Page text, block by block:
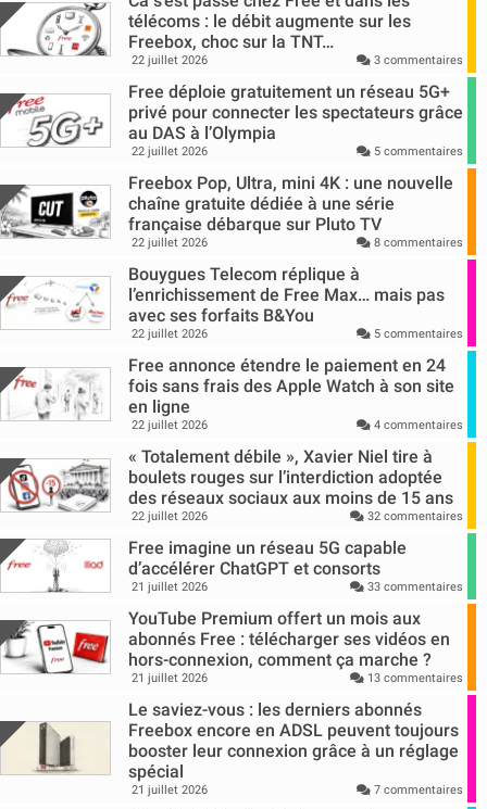
télécoms : le débit augmente sur les
Freebox, choc sur la TNT…
22 juillet 2026 3 commentaires
Free déploie gratuitement un réseau 5G+
privé pour connecter les spectateurs grâce
au DAS à l’Olympia
22 juillet 2026 5 commentaires
Freebox Pop, Ultra, mini 4K : une nouvelle
chaîne gratuite dédiée à une série
française débarque sur Pluto TV
22 juillet 2026 8 commentaires
Bouygues Telecom réplique à
l’enrichissement de Free Max… mais pas
avec ses forfaits B&You
22 juillet 2026 5 commentaires
Free annonce étendre le paiement en 24
fois sans frais des Apple Watch à son site
en ligne
22 juillet 2026 4 commentaires
« Totalement débile », Xavier Niel tire à
boulets rouges sur l’interdiction adoptée
des réseaux sociaux aux moins de 15 ans
22 juillet 2026 32 commentaires
Free imagine un réseau 5G capable
d’accélérer ChatGPT et consorts
21 juillet 2026 33 commentaires
YouTube Premium offert un mois aux
abonnés Free : télécharger ses vidéos en
hors-connexion, comment ça marche ?
21 juillet 2026 13 commentaires
Le saviez-vous : les derniers abonnés
Freebox encore en ADSL peuvent toujours
booster leur connexion grâce à un réglage
spécial
21 juillet 2026 7 commentaires